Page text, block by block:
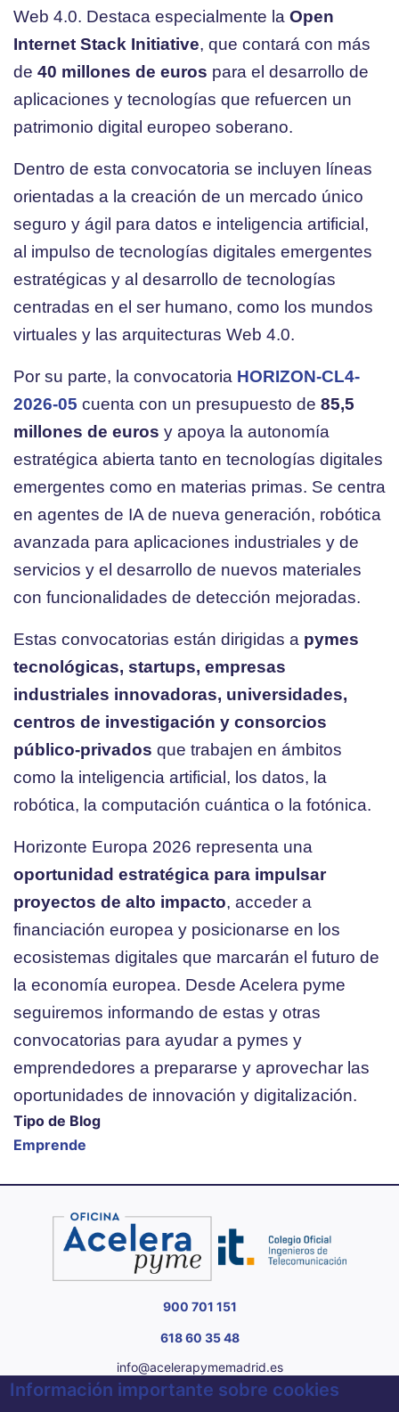
Web 4.0. Destaca especialmente la Open
Internet Stack Initiative, que contará con más
de 40 millones de euros para el desarrollo de
aplicaciones y tecnologías que refuercen un
patrimonio digital europeo soberano.
Dentro de esta convocatoria se incluyen líneas
orientadas a la creación de un mercado único
seguro y ágil para datos e inteligencia artificial,
al impulso de tecnologías digitales emergentes
estratégicas y al desarrollo de tecnologías
centradas en el ser humano, como los mundos
virtuales y las arquitecturas Web 4.0.
Por su parte, la convocatoria HORIZON-CL4-
2026-05 cuenta con un presupuesto de 85,5
millones de euros y apoya la autonomía
estratégica abierta tanto en tecnologías digitales
emergentes como en materias primas. Se centra
en agentes de IA de nueva generación, robótica
avanzada para aplicaciones industriales y de
servicios y el desarrollo de nuevos materiales
con funcionalidades de detección mejoradas.
Estas convocatorias están dirigidas a pymes
tecnológicas, startups, empresas
industriales innovadoras, universidades,
centros de investigación y consorcios
público-privados que trabajen en ámbitos
como la inteligencia artificial, los datos, la
robótica, la computación cuántica o la fotónica.
Horizonte Europa 2026 representa una
oportunidad estratégica para impulsar
proyectos de alto impacto, acceder a
financiación europea y posicionarse en los
ecosistemas digitales que marcarán el futuro de
la economía europea. Desde Acelera pyme
seguiremos informando de estas y otras
convocatorias para ayudar a pymes y
emprendedores a prepararse y aprovechar las
oportunidades de innovación y digitalización.
Tipo de Blog
Emprende
900 701 151
618 60 35 48
info@acelerapymemadrid.es
C/ Almagro 2 1º Izqda 28010 Madrid
Información importante sobre cookies